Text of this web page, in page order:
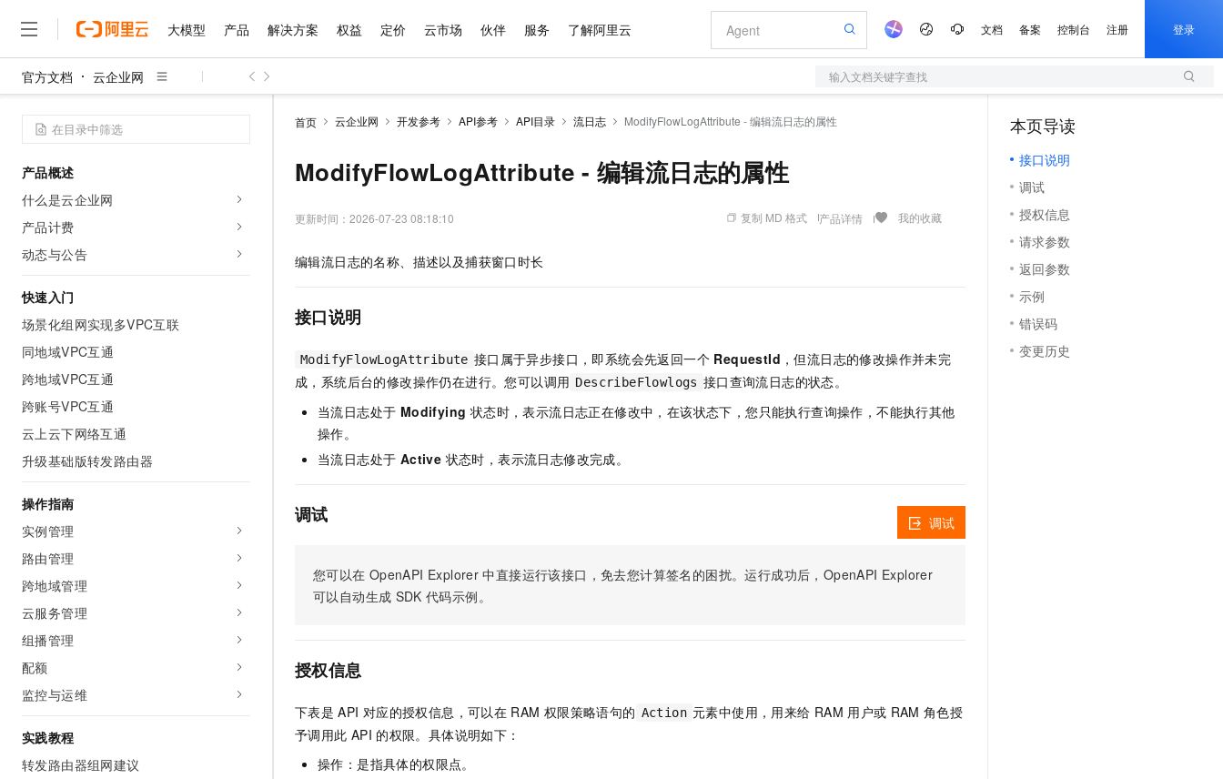
大模型 产品 解决方案 权益 定价 云市场 伙伴 服务 了解阿里云 文档 备案 控制台 注册 登录
官方文档 云企业网 输入文档关键字查找
产品概述
什么是云企业网
产品计费
动态与公告
快速入门
场景化组网实现多VPC互联
同地域VPC互通
跨地域VPC互通
跨账号VPC互通
云上云下网络互通
升级基础版转发路由器
操作指南
实例管理
路由管理
跨地域管理
云服务管理
组播管理
配额
监控与运维
实践教程
转发路由器组网建议
首页 云企业网 开发参考 API参考 API目录 流日志 ModifyFlowLogAttribute - 编辑流日志的属性
ModifyFlowLogAttribute - 编辑流日志的属性
更新时间： 2026-07-23 08:18:10 复制 MD 格式 产品详情 我的收藏
编辑流日志的名称、描述以及捕获窗口时长
接口说明
ModifyFlowLogAttribute 接口属于异步接口，即系统会先返回一个 RequestId ，但流日志的修改操作并未完
成，系统后台的修改操作仍在进行。您可以调用 DescribeFlowlogs 接口查询流日志的状态。
当流日志处于 Modifying 状态时，表示流日志正在修改中，在该状态下，您只能执行查询操作，不能执行其他
操作。
当流日志处于 Active 状态时，表示流日志修改完成。
调试
您可以在 OpenAPI Explorer 中直接运行该接口，免去您计算签名的困扰。运行成功后，OpenAPI Explorer
可以自动生成 SDK 代码示例。
调试
授权信息
下表是 API 对应的授权信息，可以在 RAM 权限策略语句的 Action 元素中使用，用来给 RAM 用户或 RAM 角色授
予调用此 API 的权限。具体说明如下：
操作：是指具体的权限点。
本页导读
接口说明
调试
授权信息
请求参数
返回参数
示例
错误码
变更历史
大模型
千问AI平台 大模型服务平台百炼
能看、能想、能动手的多模态智能体模型
Qwen3-VL-Plus
视觉 Coding、空间感知、多模态思考等全面升级
旗舰 MoE 大模型，百万上下文与顶尖推理能力
GLM-5.2
1M上下文，专为长程任务能力而生
图生视频，流畅自然，细节丰富
Wan2.7-T2V
文戏情感细腻自然，动作戏激烈拳拳到肉，实现更强表演能力
语音识别与合成
Qwen3-TTS-Flash
千问AI平台-Token Plan
千问AI平台-模型体验
在线体验全尺寸、多种模态的模型效果
大模型服务平台百炼-智能体 万有无界
大模型解决方案
快速部署 Dify，高效搭建 AI 应用
产品
精选产品
容器
存储
网络与CDN
安全
中间件
数据库
大数据计算
媒体服务
企业服务与云通信
域名与网站
终端用户计算
开发工具
精选产品
多元化、高性能、安全可靠的大模型服务
无影云电脑
随时随地安全接入的云上超级电脑
云解析DNS
云原生大数据计算服务 MaxCompute
面向分析的企业级SaaS模式云数据仓库
提供智能易用的域名与建站服务
人工智能平台 PAI
一站式AI开发、训练和推理服务
容器服务 Kubernetes 版 ACK
提供一站式管理容器应用的 K8s 服务
安全可靠、弹性可伸缩的云计算服务
全托管，含MySQL、PostgreSQL、SQL Server、MariaDB多引擎
云防火墙
云原生的云上边界网络安全防护产品
轻量应用服务器
数字证书管理服务（原SSL证书）
实现全站HTTPS，呈现可信的WEB访问
短信服务
大数据开发治理平台 DataWorks
解决方案
精选解决方案
大数据
现代化应用
安全
网络
可观测
上云与迁云
企业出海
政企业务
精选解决方案
HappyHorse 打造一站式影视创作平台
可视化编排打通从文字构思到成片全链路闭环
快速拥有专属 OpenClaw
上传文档即自动完成翻译和格式还原
Hermes Agent，打造自进化智能体
自主进化，持久记忆，越用越聪明
轻松解锁专属 DeepSeek-V4-Pro
一句话生成原生可编辑精美 PPT 文稿
输入一句话想法, 轻松生成专业的 PPT
一键部署幻兽帕鲁游戏服务器
一键购买专属联机服务器，轻松开启游戏
漫剧工坊：一站式动画创作平台
快速生产连贯的高质量长漫剧
10 分钟搭建微信、支付宝小程序
高效部署网站，快速应用到小程序
权益 普惠上云
推荐新用户得奖励，单订单最高返9万
云工开物
高校专属算力普惠，学生认证享300元代金券
免费试用
解决方案免费试用 新老同享
最高领取价值200元试用点，立即开启云上创新
AI 产品 免费试用
1亿+ 大模型 tokens 和 30+ 款产品免费体验
AI 特惠
至高享 1亿+免费 tokens，加速 Al 应用落地
Token Plan 模型订阅计划
Qwen3.8-Max 首发尝鲜，限时加量 10 倍，夜间低至2折
万小智 AI 建站低至 15元/月
送.CN域名，送备案服务码
Night Plan 支持 Qwen 3.8-Max NEW
AI 场景体验
智能编程，一键开启高性价比 AI 编程新体验
从图文生成到视频创作，一键激活电商全链路生产力
AI 短剧/漫剧
AI助力短剧漫剧创作，剧本、分镜、视频高效生成
AI 办公
AI 活动
AI 生产力先锋
先锋实践拓展 AI 生产力的边界
飞天发布时刻
所见，即是所愿
AI 实训营
从基础到进阶，Agent 创客手把手教你
创新加速
定价 产品定价
了解云产品的定价详情
云上成本管理
管理和优化成本
价格计算器
自助选配和估算价格
价格优势
配置报价器
阿里云 OPC 创新助力计划
Token 补贴，五大权
益加速 OPC 成功
云市场 精选商城
多端小程序
观测云
Tuya 物联网平台阿里云版
电子合同
Tableau 订阅
AI空中课堂在线直播课堂（旗舰版）
生态解决方案
开发者生态解决方案
数据与 API
手机三要素
OCR 文字识别
快递物流查询
企业应用
ERP
基础软件
宝塔 Linux
WordPress
Ubuntu
建站系统
专业服务
公司注册
上云迁移
代维服务
伙伴 成为销售伙伴
咨询伙伴
销售伙伴合作计划
无影生态合作计划
Consulting Partner 合作计划
成为产品伙伴
产品生态伙伴
产品伙伴合作计划
弹性计算合作计划
成为服务伙伴
服务生态伙伴
服务伙伴合作计划
Al MaaS 服务伙伴赋能合作
伙伴信用分合作计划
更多支持
合作伙伴培训与认证
查询合作伙伴
登录合作伙伴管理后台
服务 售前咨询
自助服务
在线服务
短信专区
企业增值服务
专家技术服务
企业成长
阿里云认证
全部认证
开发者社区
镜像站
我要反馈
我要建议
我要投诉
了解阿里云 为什么选择阿里云
技术领先
分析师报告
研究报告与白皮书
天池大赛
AI 算法大赛
云开发大赛
入门学习赛
最佳实践
云上奥运之旅
看见新力量
市场活动
阿里云中企出海大会
高校合作
云工开物
加入我们
校园招聘